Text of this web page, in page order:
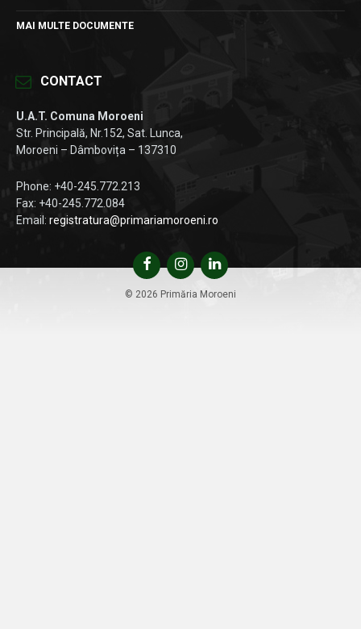
MAI MULTE DOCUMENTE
CONTACT
U.A.T. Comuna Moroeni
Str. Principală, Nr.152, Sat. Lunca,
Moroeni – Dâmbovița – 137310
Phone: +40-245.772.213
Fax: +40-245.772.084
Email: registratura@primariamoroeni.ro
FacebookInstagramLinkedIn
© 2026 Primăria Moroeni